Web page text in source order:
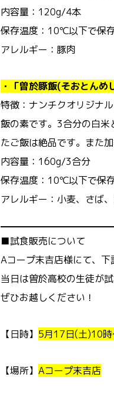
内容量：120g/4本
保存温度：10℃以下で保
アレルギー：豚肉
・「曽於豚飯(そおとんめ
特徴：ナンチクオリジナ
飯の素です。3合分の白米
たご飯は絶品です。また
内容量：160g/3合分
保存温度：10℃以下で保
アレルギー：小麦、さば
■試食販売について
Aコープ末吉店様にて、下
当日は曽於高校の生徒が
ぜひお越しください！
【日時】 5月17日(土)10
【場所】 Aコープ末吉店